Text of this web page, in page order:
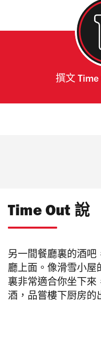
撰文
Time Out 說
另一間餐廳裏的酒吧
廳上面 。 像滑雪小屋
裏非常適合你坐下來
酒，品嘗樓下厨房的